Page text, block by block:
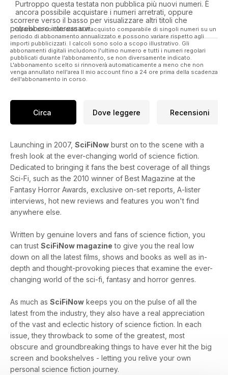
Purtroppo questa testata non pubblica più nuovi numeri. È
ancora possibile acquistare i numeri arretrati, oppure
scorrere verso il basso per visualizzare altri titoli che
potrebbero interessarvi.
I risparmi sono calcolati sull'acquisto comparabile di singoli numeri su un
periodo di abbonamento annualizzato e possono variare rispetto agli
importi pubblicizzati. I calcoli sono solo a scopo illustrativo. Gli
abbonamenti digitali includono l'ultimo numero e tutti i numeri regolari
pubblicati durante l'abbonamento, se non diversamente indicato.
L'abbonamento scelto si rinnoverà automaticamente a meno che non
venga annullato nell'area Il mio account fino a 24 ore prima della scadenza
dell'abbonamento in corso.
Circa Dove leggere Recensioni
Launching in 2007, SciFiNow burst on to the scene with a
fresh look at the ever-changing world of science fiction.
Dedicated to bringing it fans the best coverage of all things
Sci-Fi, such as the 2010 winner of Best Magazine at the
Fantasy Horror Awards, exclusive on-set reports, A-lister
interviews, hot new reviews and features you won't find
anywhere else.
Written by genuine lovers and fans of science fiction, you
can trust SciFiNow magazine to give you the real low
down on all the latest films, shows and books as well as in-
depth and thought-provoking pieces that examine the ever-
changing world of the sci-fi, fantasy and horror genres.
As much as SciFiNow keeps you on the pulse of all the
latest from the industry, they also have a real appreciation
of the vast and eclectic history of science fiction. In each
issue, they throwback to some of the greatest, most
obscure and groundbreaking things to have ever hit the big
screen and bookshelves - letting you relive your own
personal science fiction journey.